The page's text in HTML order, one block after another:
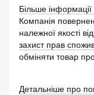
Більше
Компанія
належної якості
захист прав
обміняти товар
Детальніше про